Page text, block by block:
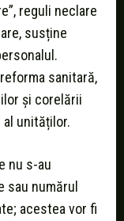
reguli neclare
susține
sanitară,
și corelării
unităților.
nu s-au
numărul
acestea vor fi